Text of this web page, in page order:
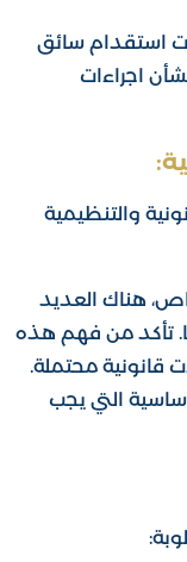
استقدام سائق
اجراءات
والتنظيمية
هناك العديد
تأكد من فهم هذه
قانونية محتملة.
التي يجب